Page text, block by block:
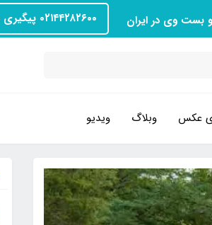
بست وی در ایران ۰۲۱۴۴۲۸۲۶۰۰ پیگیری سفارش
عکس وبلاگ ویدیو